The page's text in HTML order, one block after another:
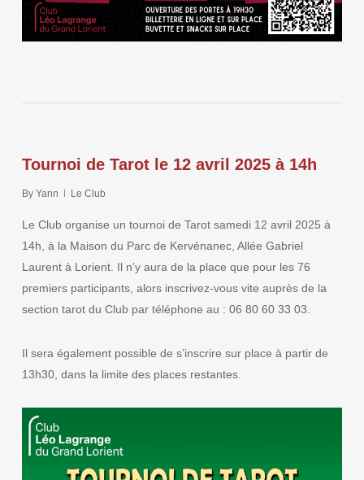
Tournoi de Tarot le 12 avril 2025 à 14h
By Yann Le Club
Le Club organise un tournoi de Tarot samedi 12 avril 2025 à
14h, à la Maison du Parc de Kervénanec, Allée Gabriel
Laurent à Lorient. Il n’y aura de la place que pour les 76
premiers participants, alors inscrivez-vous vite auprès de la
section tarot du Club par téléphone au : 06 80 60 33 03.
Il sera également possible de s’inscrire sur place à partir de
13h30, dans la limite des places restantes.